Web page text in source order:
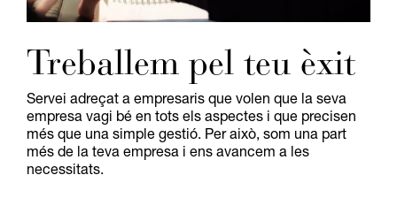
Treballem pel teu èxit
Servei adreçat a empresaris que volen que la seva
empresa vagi bé en tots els aspectes i que precisen
més que una simple gestió. Per això, som una part
més de la teva empresa i ens avancem a les
necessitats.